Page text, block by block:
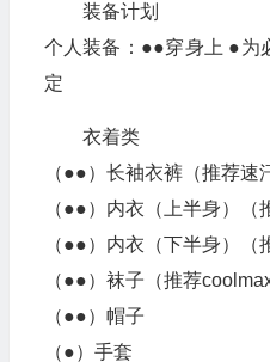
装备计划
个人装备：●●穿身上 ●为
定
衣着类
（●●）长袖衣裤（推荐速
（●●）内衣（上半身）（
（●●）内衣（下半身）（
（●●）袜子（推荐
（●●）帽子
（●）手套